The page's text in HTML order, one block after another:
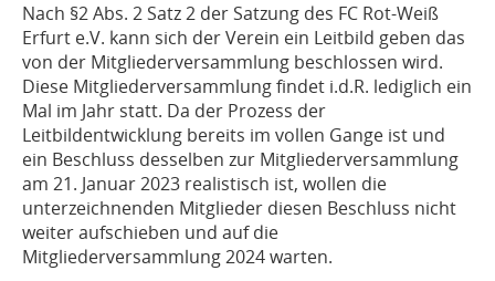
Nach §2 Abs. 2 Satz 2 der Satzung des FC Rot-Weiß
Erfurt e.V. kann sich der Verein ein Leitbild geben das
von der Mitgliederversammlung beschlossen wird.
Diese Mitgliederversammlung findet i.d.R. lediglich ein
Mal im Jahr statt. Da der Prozess der
Leitbildentwicklung bereits im vollen Gange ist und
ein Beschluss desselben zur Mitgliederversammlung
am 21. Januar 2023 realistisch ist, wollen die
unterzeichnenden Mitglieder diesen Beschluss nicht
weiter aufschieben und auf die
Mitgliederversammlung 2024 warten.